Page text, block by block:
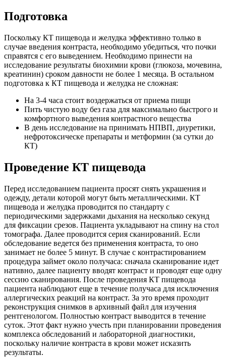
Подготовка
Поскольку КТ пищевода и желудка эффективно только в
случае введения контраста, необходимо убедиться, что почки
справятся с его выведением. Необходимо принести на
исследование результаты биохимии крови (глюкоза, мочевина,
креатинин) сроком давности не более 1 месяца. В остальном
подготовка к КТ пищевода и желудка не сложная:
На 3-4 часа стоит воздержаться от приема пищи
Пить чистую воду без газа для максимально быстрого и
комфортного выведения контрастного вещества
В день исследование на принимать НПВП, диуретики,
нефротоксическе препараты и метформин (за сутки до
КТ)
Проведение КТ пищевода
Перед исследованием пациента просят снять украшения и
одежду, детали которой могут быть металлическими. КТ
пищевода и желудка проводится по стандарту с
периодическими задержками дыхания на несколько секунд
для фиксации срезов. Пациента укладывают на спину на стол
томографа. Далее проводится серия сканирований. Если
обследование ведется без применения контраста, то оно
занимает не более 5 минут. В случае с контрастированием
процедура займет около получаса: сначала сканирование идет
нативно, далее пациенту вводят контраст и проводят еще одну
сессию сканирования. После проведения КТ пищевода
пациента наблюдают еще в течение получаса для исключения
аллергических реакций на контраст. За это время проходит
реконструкция снимков в архивный файл для изучения
рентгенологом. Полностью контраст выводится в течение
суток. Этот факт нужно учесть при планировании проведения
комплекса обследований и лабораторной диагностики,
поскольку наличие контраста в крови может исказить
результаты.